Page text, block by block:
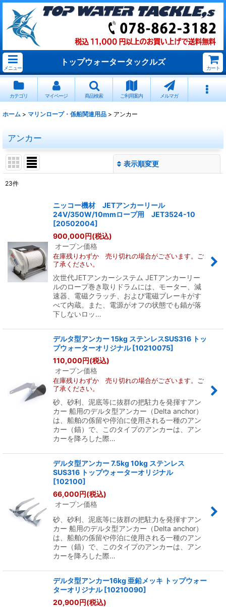
メニュー
トップウォータータックルズ
カート
カテゴリ マイページ 商品検索 ご利用案内 メルマガ
ホーム > マリンロープ・係船関連用品 > アンカー
アンカー
表示順変更
23件
ニッコー機材 JETアンカーリール
24V/350W/10mmロープ用 JET3524-10
[20502004]
900,000円(税込)
オープン価格
在庫残りわずか 売り切れの場合がございます。ご
了承ください。
次世代JETアンカーシステム JETアンカーリー
ルのロープ巻き取りドラムには、モーター、減
速器、電磁クラッチ、および電磁ブレーキがす
べて内蔵。また、電源がオフの状態でも錨が落
下しないロッ…
デルタ型アンカー 15kg ステンレスSUS316 トッ
プウォーターオリジナル [10210075]
110,000円(税込)
オープン価格
在庫残りわずか 売り切れの場合がございます。ご
了承ください。
砂、砂利、泥底等に抜群の把駐力を発揮すアン
カー 船用のデルタ型アンカー（Delta anchor）
は、船舶の係留や停泊に使用される一種のアン
カー（錨）で、このタイプのアンカーは、アン
カーを降ろした際…
デルタ型アンカー 7.5kg 10kg ステンレス
SUS316 トップウォーターオリジナル
[102100]
66,000円(税込)
オープン価格
砂、砂利、泥底等に抜群の把駐力を発揮すアン
カー 船用のデルタ型アンカー（Delta anchor）
は、船舶の係留や停泊に使用される一種のアン
カー（錨）で、このタイプのアンカーは、アン
カーを降ろした際…
デルタ型アンカー16kg 亜鉛メッキ トップウォー
ターオリジナル [10210090]
20,900円(税込)